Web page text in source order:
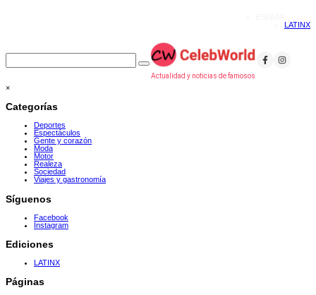
LATINX
Actualidad y noticias de famosos
×
Categorías
Deportes
Espectáculos
Gente y corazón
Moda
Motor
Realeza
Sociedad
Viajes y gastronomía
Síguenos
Facebook
Instagram
Ediciones
LATINX
Páginas